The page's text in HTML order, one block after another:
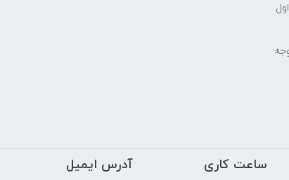
ساعت کاری آدرس ایمیل